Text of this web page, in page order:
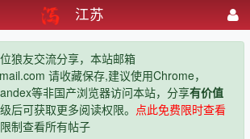
江苏
狼友交流分享，本站邮箱
请收藏保存,建议使用Chrome，
等非国产浏览器访问本站，分享有价值
后可获取更多阅读权限。 点此免费限时查看
制查看所有帖子